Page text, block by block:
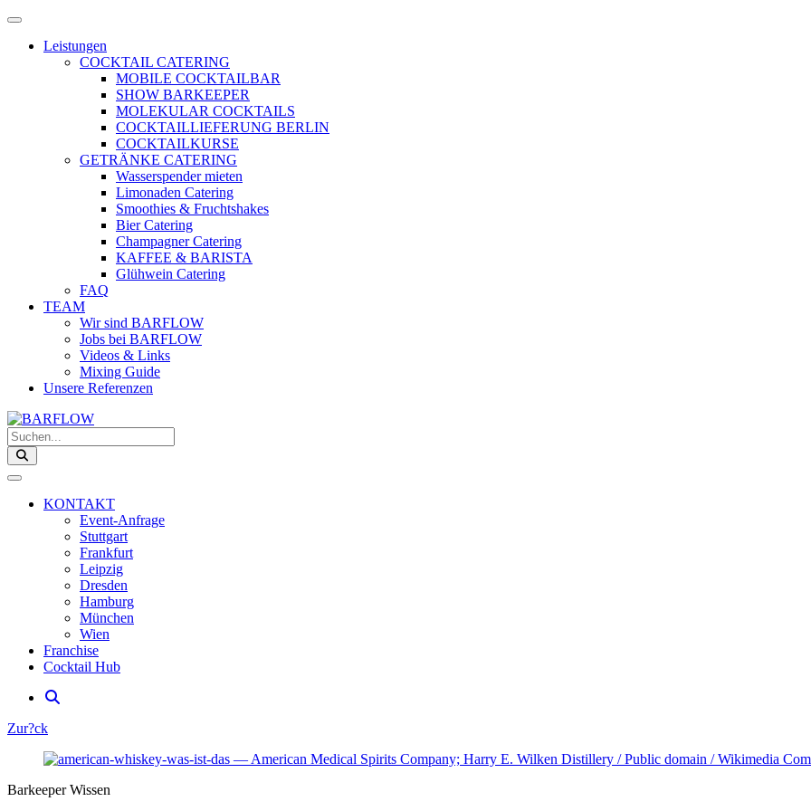
Zum
springen
Menü
öffnenLeistungen
COCKTAIL CATERING
MOBILE COCKTAILBAR
SHOW BARKEEPER
MOLEKULAR COCKTAILS
COCKTAILLIEFERUNG BERLIN
COCKTAILKURSE
GETRÄNKE CATERING
Wasserspender mieten
Limonaden Catering
Smoothies & Fruchtshakes
Bier Catering
Champagner Catering
KAFFEE & BARISTA
Glühwein Catering
FAQ
TEAM
Wir sind BARFLOW
Jobs bei BARFLOW
Videos & Links
Mixing Guide
Unsere Referenzen
Suchen...
KONTAKT
Event-Anfrage
Stuttgart
Frankfurt
Leipzig
Dresden
Hamburg
München
Wien
Franchise
Cocktail Hub
Zur?ck
Barkeeper Wissen